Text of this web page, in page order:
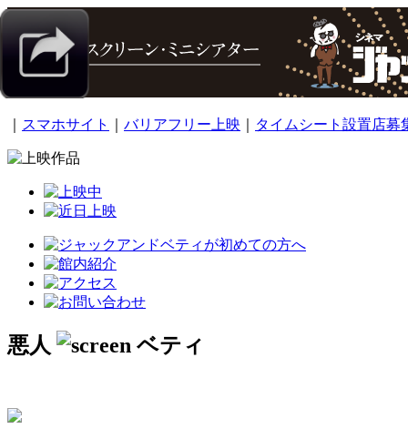
スマホサイト バリアフリー上映 タイムシート設置店募
悪人